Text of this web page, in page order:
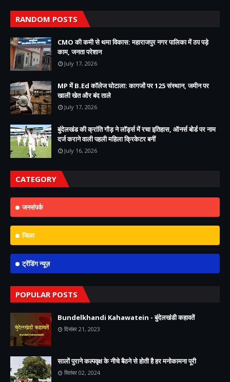
RANDOM POSTS
CMO की कमी से थमा विकास: महाराजपुर नगर पालिका में ठप पड़े
काम, जनता परेशान
July 17, 2026
MP में B.Ed कॉलेज घोटाला: कागजों पर 125 संस्थान, जमीन पर
खाली खेत और बंद ताले
July 17, 2026
बुंदेलखंड की क्रांति गौड़ ने लॉर्ड्स में रचा इतिहास, ऑनर्स बोर्ड पर नाम
दर्ज कराने वाली पहली महिला क्रिकेटर बनीं
July 16, 2026
CATEGORY
जनसंपर्क
जिला
ट्रेंडिंग न्यूज़
POPULAR POSTS
Bundelkhandi Kahawatein - बुंदेलखंडी कहावतें
दिसंबर 21, 2023
सालों पुराने कल्पवृक्ष के नीचे बैठने से होती है हर मनोकामना पूरी
सितंबर 02, 2024